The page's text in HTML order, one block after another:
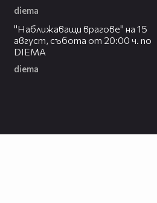
diema
"Наближаващи врагове" на 15
август, събота от 20:00 ч. по
DIEMA
diema